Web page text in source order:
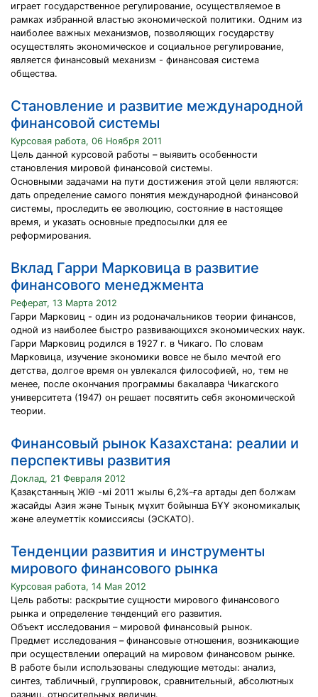
играет государственное регулирование, осуществляемое в
рамках избранной властью экономической политики. Одним из
наиболее важных механизмов, позволяющих государству
осуществлять экономическое и социальное регулирование,
является финансовый механизм - финансовая система
общества.
Становление и развитие международной
финансовой системы
Курсовая работа, 06 Ноября 2011
Цель данной курсовой работы – выявить особенности
становления мировой финансовой системы.
Основными задачами на пути достижения этой цели являются:
дать определение самого понятия международной финансовой
системы, проследить ее эволюцию, состояние в настоящее
время, и указать основные предпосылки для ее
реформирования.
Вклад Гарри Марковица в развитие
финансового менеджмента
Реферат, 13 Марта 2012
Гарри Марковиц - один из родоначальников теории финансов,
одной из наиболее быстро развивающихся экономических наук.
Гарри Марковиц родился в 1927 г. в Чикаго. По словам
Марковица, изучение экономики вовсе не было мечтой его
детства, долгое время он увлекался философией, но, тем не
менее, после окончания программы бакалавра Чикагского
университета (1947) он решает посвятить себя экономической
теории.
Финансовый рынок Казахстана: реалии и
перспективы развития
Доклад, 21 Февраля 2012
Қазақстанның ЖІӨ -мі 2011 жылы 6,2%-ға артады деп болжам
жасайды Азия және Тынық мұхит бойынша БҰҰ экономикалық
және әлеуметтік комиссиясы (ЭСКАТО).
Тенденции развития и инструменты
мирового финансового рынка
Курсовая работа, 14 Мая 2012
Цель работы: раскрытие сущности мирового финансового
рынка и определение тенденций его развития.
Объект исследования – мировой финансовый рынок.
Предмет исследования – финансовые отношения, возникающие
при осуществлении операций на мировом финансовом рынке.
В работе были использованы следующие методы: анализ,
синтез, табличный, группировок, сравнительный, абсолютных
разниц, относительных величин.